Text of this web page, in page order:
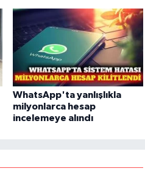
WhatsApp'ta yanlışlıkla
milyonlarca hesap
incelemeye alındı